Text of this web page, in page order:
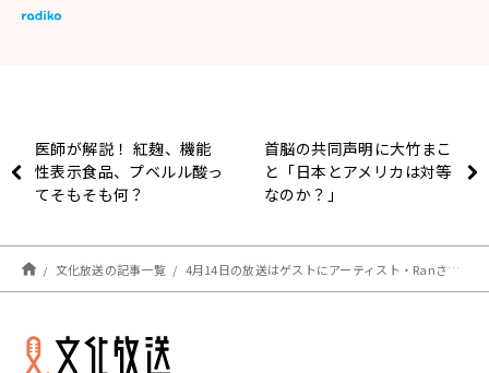
医師が解説！ 紅麹、機能
性表示食品、プベルル酸っ
てそもそも何？
首脳の共同声明に大竹まこ
と「日本とアメリカは対等
なのか？」
文化放送の記事一覧 4月14日の放送はゲストにアーティスト・Ranさんと新山詩織さんが登場！『アインシュタイン・山崎紘菜 Heat&Heart!』